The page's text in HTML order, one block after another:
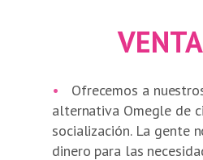
•
Ofrecemos a
alternativa Omegle de
socialización. La gente
dinero para las